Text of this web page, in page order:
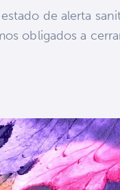
de alerta
obligados a